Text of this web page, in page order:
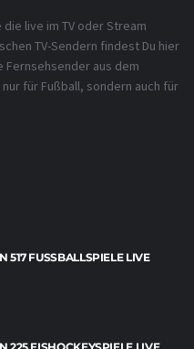
live im TV oder Stream
TV-Sendern findest Du hier
Fernsehsender aus dem
für Fußball, sondern auch für
FUSSBALLSPIELE LIVE Ü